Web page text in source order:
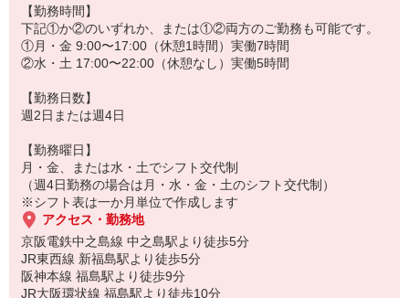
■ その他
お仕事内容はとってもシンプルですし、丁寧な研修もご用意してま
すので、
まずは、「いってらっしゃいませ」「おかえりなさいませ」の挨拶
お仕事ＮＯ【ASQ-S 8807】
【勤務時間】
下記①か②のいずれか、または①②両方のご勤務も可能です。
①月・金 9:00〜17:00（休憩1時間）実働7時間
②水・土 17:00〜22:00（休憩なし）実働5時間
【勤務日数】
週2日または週4日
【勤務曜日】
月・金、または水・土でシフト交代制
（週4日勤務の場合は月・水・金・土のシフト交代制）
※シフト表は一か月単位で作成します
アクセス・勤務地
京阪電鉄中之島線 中之島駅より徒歩5分
JR東西線 新福島駅より徒歩5分
阪神本線 福島駅より徒歩9分
JR大阪環状線 福島駅より徒歩10分